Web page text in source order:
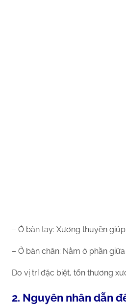
– Ở bàn tay: Xương thuyền
– Ở bàn chân: Nằm ở phần
Do vị trí đặc biệt, tổn thương
2. Nguyên nhân dẫn